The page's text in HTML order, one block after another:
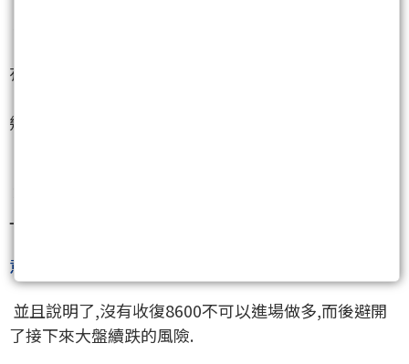
有留下任何多單留倉.
幾天.
意事項."
並且說明了,沒有收復8600不可以進場做多,而後避開
了接下來大盤續跌的風險.